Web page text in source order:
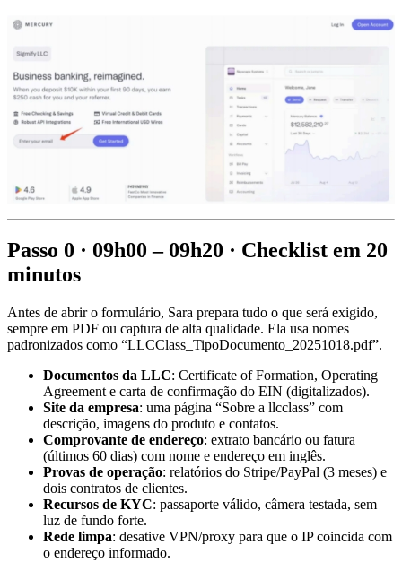
Passo 0 · 09h00 – 09h20 · Checklist em 20
minutos
Antes de abrir o formulário, Sara prepara tudo o que será exigido,
sempre em PDF ou captura de alta qualidade. Ela usa nomes
padronizados como “LLCClass_TipoDocumento_20251018.pdf”.
Documentos da LLC: Certificate of Formation, Operating
Agreement e carta de confirmação do EIN (digitalizados).
Site da empresa: uma página “Sobre a llcclass” com
descrição, imagens do produto e contatos.
Comprovante de endereço: extrato bancário ou fatura
(últimos 60 dias) com nome e endereço em inglês.
Provas de operação: relatórios do Stripe/PayPal (3 meses) e
dois contratos de clientes.
Recursos de KYC: passaporte válido, câmera testada, sem
luz de fundo forte.
Rede limpa: desative VPN/proxy para que o IP coincida com
o endereço informado.